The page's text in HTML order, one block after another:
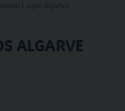
ALGARVE